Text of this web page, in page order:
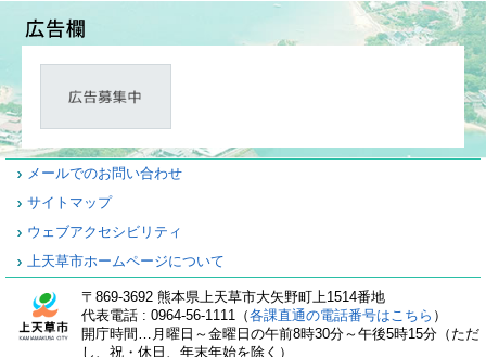
メールでのお問い合わせ
サイトマップ
ウェブアクセシビリティ
上天草市ホームページについて
〒869-3692 熊本県上天草市大矢野町上1514番地
代表電話 : 0964-56-1111（各課直通の電話番号はこちら ）
開庁時間…月曜日～金曜日の午前8時30分～午後5時15分（ただ
し、祝・休日、年末年始を除く）